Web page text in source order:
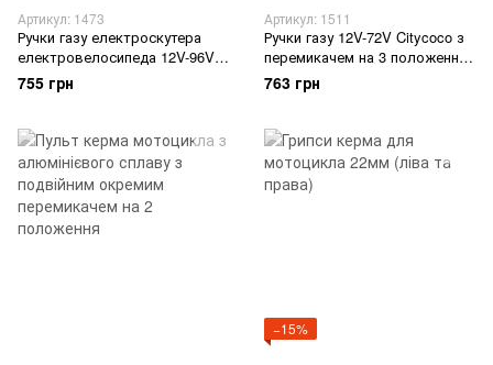
Артикул: 1473
Ручки газу електроскутера
електровелосипеда 12V-96V
для Bafang
755 грн
Артикул: 1511
Ручки газу 12V-72V Citycoco з
перемикачем на 3 положення
й натискною кнопкою
763 грн
−15%